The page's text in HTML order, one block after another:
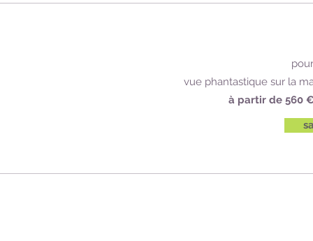
vue phantastique sur la
à partir de 560